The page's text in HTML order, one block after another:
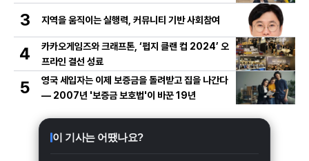
3 지역을 움직이는 실행력, 커뮤니티 기반 사회참여
4
카카오게임즈와 크래프톤, ‘펍지 클랜 컵 2024’ 오
프라인 결선 성료
5
영국 세입자는 이제 보증금을 돌려받고 집을 나간다
— 2007년 '보증금 보호법'이 바꾼 19년
이 기사는 어땠나요?